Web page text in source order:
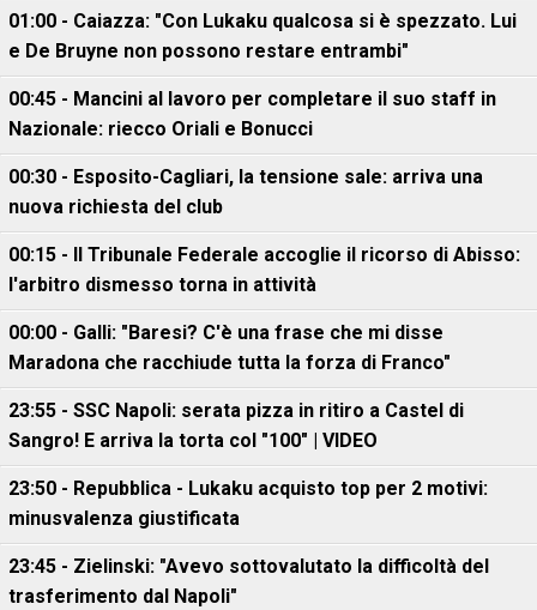
01:00 - Caiazza: "Con Lukaku qualcosa si è spezzato. Lui
e De Bruyne non possono restare entrambi"
00:45 - Mancini al lavoro per completare il suo staff in
Nazionale: riecco Oriali e Bonucci
00:30 - Esposito-Cagliari, la tensione sale: arriva una
nuova richiesta del club
00:15 - Il Tribunale Federale accoglie il ricorso di Abisso:
l'arbitro dismesso torna in attività
00:00 - Galli: "Baresi? C'è una frase che mi disse
Maradona che racchiude tutta la forza di Franco"
23:55 - SSC Napoli: serata pizza in ritiro a Castel di
Sangro! E arriva la torta col "100" | VIDEO
23:50 - Repubblica - Lukaku acquisto top per 2 motivi:
minusvalenza giustificata
23:45 - Zielinski: "Avevo sottovalutato la difficoltà del
trasferimento dal Napoli"